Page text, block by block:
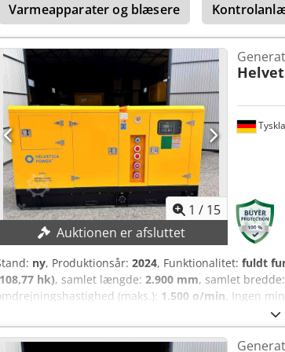
Nettovægt: 1.550 kg UDSTYR AVR ATS Fjernbetjening
Euro-/CEE-/Powerlock-stik Presenning Driftstimerne
Varmeapparater og blæsere
1 / 15
Auktionen er afsluttet
ny, Produktionsår: 2024, Funktionalitet: fuldt
hk), samlet længde: 2.900 mm, samlet bredde:
(maks.): 1.500 o/min , Ingen
Dieselgenerator, NY! TEKNISKE DETALJER Aggregat
≤ 1.000 m Spænding: 400 V Strøm:
o/min Lydniveau LP7m: ≤ 68 dB Brændstofforbrug ved